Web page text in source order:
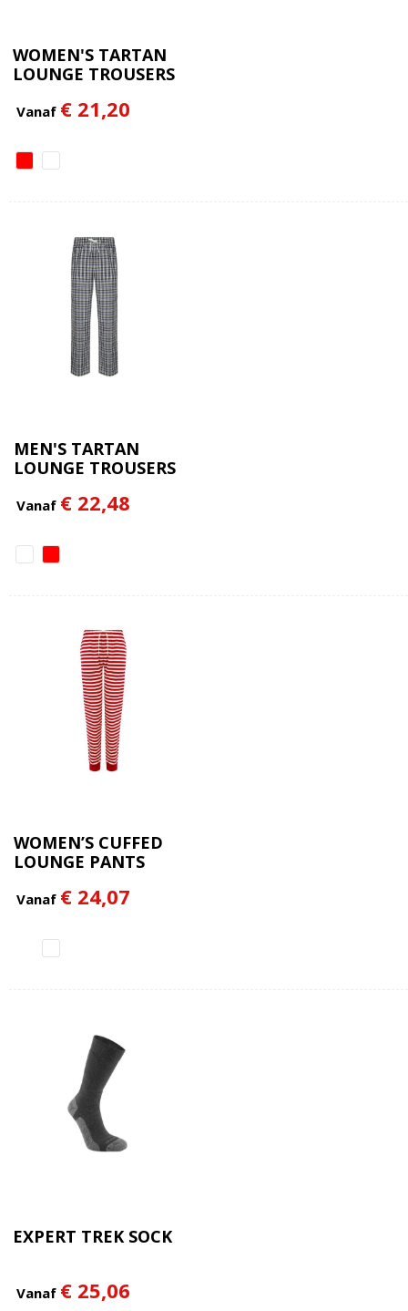
WOMEN'S TARTAN
LOUNGE TROUSERS
Vanaf € 21,20
MEN'S TARTAN
LOUNGE TROUSERS
Vanaf € 22,48
WOMEN’S CUFFED
LOUNGE PANTS
Vanaf € 24,07
EXPERT TREK SOCK
Vanaf € 25,06